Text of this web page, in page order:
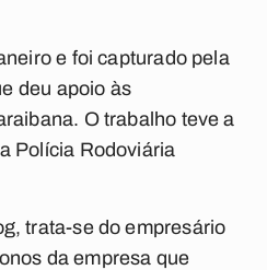
e foi capturado pela
deu apoio às
O trabalho teve a
Polícia Rodoviária
trata-se do empresário
da empresa que